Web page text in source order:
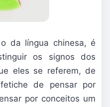
da língua chinesa, é
os signos dos
eles se referem, de
de pensar por
por conceitos um